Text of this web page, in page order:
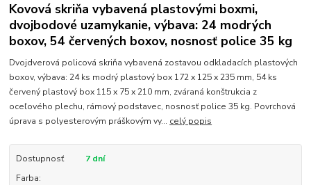
Kovová skriňa vybavená plastovými boxmi,
dvojbodové uzamykanie, výbava: 24 modrých
boxov, 54 červených boxov, nosnosť police 35 kg
Dvojdverová policová skriňa vybavená zostavou odkladacích plastových
boxov, výbava: 24 ks modrý plastový box 172 x 125 x 235 mm, 54 ks
červený plastový box 115 x 75 x 210 mm, zváraná konštrukcia z
oceľového plechu, rámový podstavec, nosnosť police 35 kg. Povrchová
úprava s polyesterovým práškovým vy... celý popis
Dostupnosť
7 dní
Farba: